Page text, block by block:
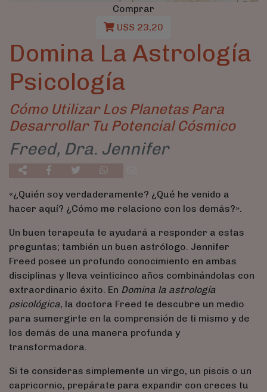
Comprar
U$S 23,20
Domina La Astrología
Psicología
Cómo Utilizar Los Planetas Para
Desarrollar Tu Potencial Cósmico
Freed, Dra. Jennifer
«¿Quién soy verdaderamente? ¿Qué he venido a
hacer aquí? ¿Cómo me relaciono con los demás?».
Un buen terapeuta te ayudará a responder a estas
preguntas; también un buen astrólogo. Jennifer
Freed posee un profundo conocimiento en ambas
disciplinas y lleva veinticinco años combinándolas con
extraordinario éxito. En Domina la astrología
psicológica, la doctora Freed te descubre un medio
para sumergirte en la comprensión de ti mismo y de
los demás de una manera profunda y
transformadora.
Si te consideras simplemente un virgo, un piscis o un
capricornio, prepárate para expandir con creces tu